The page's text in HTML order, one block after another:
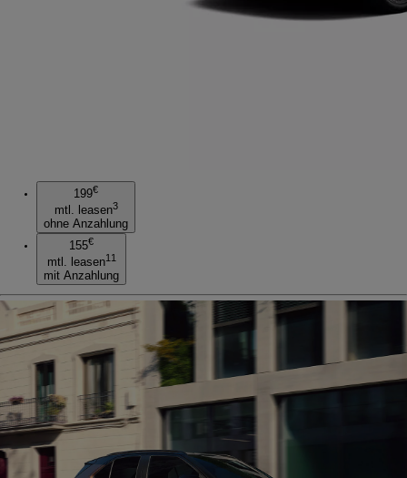
199€
mtl. leasen3
ohne Anzahlung
155€
mtl. leasen11
mit Anzahlung